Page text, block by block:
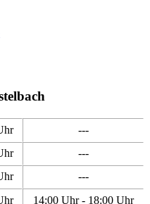
---
---
---
14:00 Uhr - 18:00 Uhr